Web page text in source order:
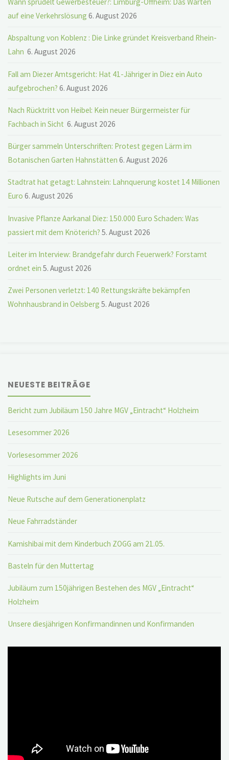
auf eine Verkehrslösung 6. August 2026
Abspaltung von Koblenz : Die Linke gründet Kreisverband Rhein-
Lahn 6. August 2026
Fall am Diezer Amtsgericht: Hat 41-Jähriger in Diez ein Auto
aufgebrochen? 6. August 2026
Nach Rücktritt von Heibel: Kein neuer Bürgermeister für
Fachbach in Sicht 6. August 2026
Bürger sammeln Unterschriften: Protest gegen Lärm im
Botanischen Garten Hahnstätten 6. August 2026
Stadtrat hat getagt: Lahnstein: Lahnquerung kostet 14 Millionen
Euro 6. August 2026
Invasive Pflanze Aarkanal Diez: 150.000 Euro Schaden: Was
passiert mit dem Knöterich? 5. August 2026
Leiter im Interview: Brandgefahr durch Feuerwerk? Forstamt
ordnet ein 5. August 2026
Zwei Personen verletzt: 140 Rettungskräfte bekämpfen
Wohnhausbrand in Oelsberg 5. August 2026
NEUESTE BEITRÄGE
Bericht zum Jubiläum 150 Jahre MGV „Eintracht“ Holzheim
Lesesommer 2026
Vorlesesommer 2026
Highlights im Juni
Neue Rutsche auf dem Generationenplatz
Neue Fahrradständer
Kamishibai mit dem Kinderbuch ZOGG am 21.05.
Basteln für den Muttertag
Jubiläum zum 150jährigen Bestehen des MGV „Eintracht“
Holzheim
Unsere diesjährigen Konfirmandinnen und Konfirmanden